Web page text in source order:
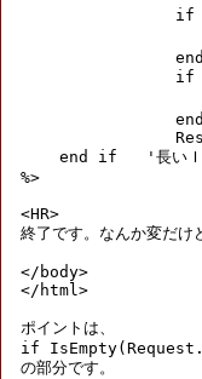
end if   '長いＩ
%>
<HR>
終了です。なんか変だ
</body>
</html>
ポイントは、
if
の部分です。